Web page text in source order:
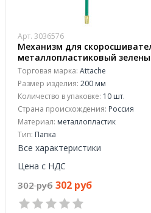
Арт. 3036576
Механизм для
металлопластиковый
упаковке)
Торговая марка: Attache
Размер изделия: 200 мм
Количество в упаковке: 10 шт.
Страна происхождения: Россия
Материал: металлопластик
Тип: Папка
Все характеристики
Цена с НДС
302 руб 302 руб